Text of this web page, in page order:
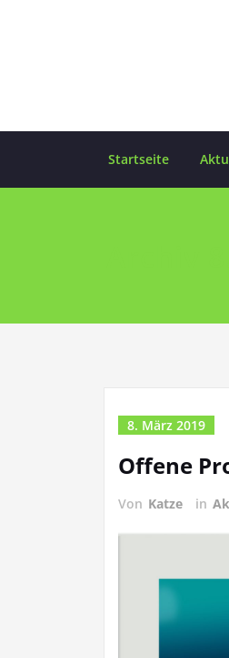
Startseite
8. März 2019
Offene
Von Katze in